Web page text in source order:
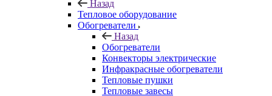
Назад
Тепловое оборудование
Обогреватели
Назад
Обогреватели
Конвекторы электрические
Инфракрасные обогреватели
Тепловые пушки
Тепловые завесы